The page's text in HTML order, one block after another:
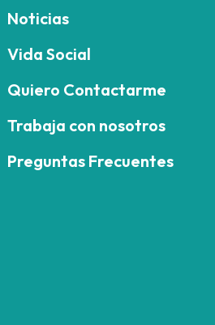
Noticias
Vida Social
Quiero Contactarme
Trabaja con nosotros
Preguntas Frecuentes